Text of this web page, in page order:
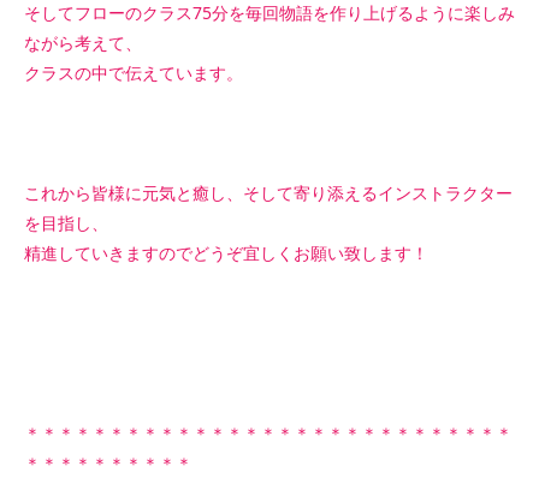
そしてフローのクラス75分を毎回物語を作り上げるように楽しみ
ながら考えて、
クラスの中で伝えています。
これから皆様に元気と癒し、そして寄り添えるインストラクター
を目指し、
精進していきますのでどうぞ宜しくお願い致します！
＊＊＊＊＊＊＊＊＊＊＊＊＊＊＊＊＊＊＊＊＊＊＊＊＊＊＊＊＊
＊＊＊＊＊＊＊＊＊＊